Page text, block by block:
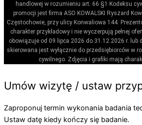
handlowej w rozumieniu art. 66 §1 Kodeksu
promocji jest firma ASO KOWALSKI Ryszard
Częstochowie, przy ulicy Konwaliowa 144.
charakter przykładowy i nie wyczerpują pełnej
obowiązuje od 09 lipca 2026 do 31.12.2026 r. lub
skierowana jest wyłącznie do przedsiębiorców w
cywilnego. Zdjęcia i grafiki mają
Umów wizytę / ustaw
Zaproponuj termin wykonania badania
Ustaw datę kiedy kończy się badanie.